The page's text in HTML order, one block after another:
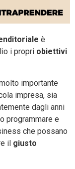
è
i propri obiettivi
importante
impresa, sia
dagli anni
programmare e
che possano
il giusto